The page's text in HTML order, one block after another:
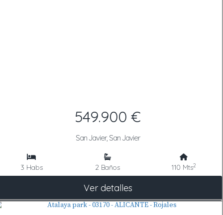
549.900 €
San Javier, San Javier
3 Habs 2 Baños 110 Mts2
Ver detalles